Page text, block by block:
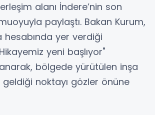
alanı İndere’nin son
paylaştı. Bakan Kurum,
yer verdiği
yeni başlıyor"
bölgede yürütülen inşa
geldiği noktayı gözler önüne